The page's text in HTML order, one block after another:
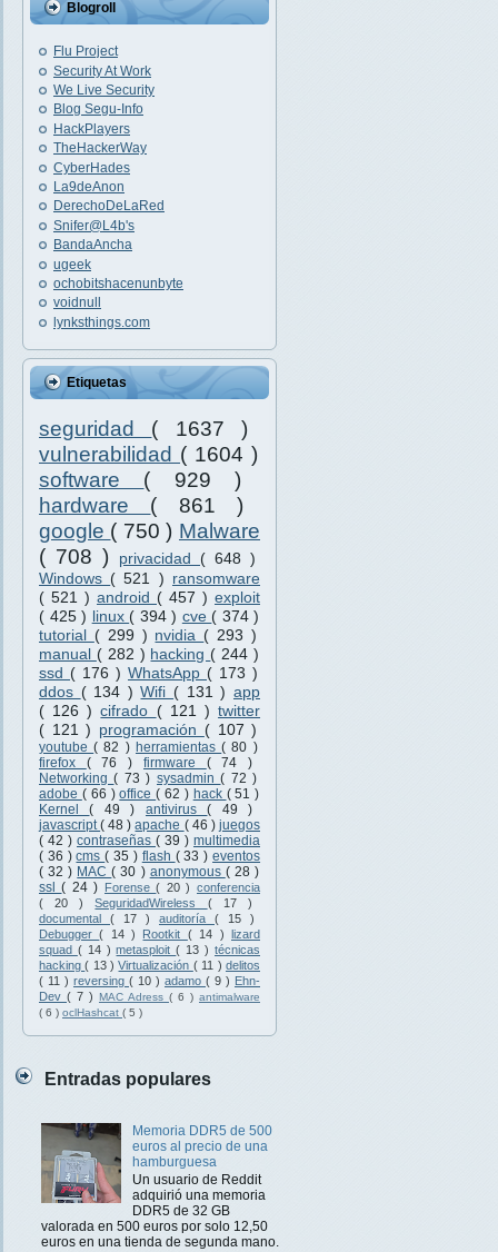
Blogroll
Flu Project
Security At Work
We Live Security
Blog Segu-Info
HackPlayers
TheHackerWay
CyberHades
La9deAnon
DerechoDeLaRed
Snifer@L4b's
BandaAncha
ugeek
ochobitshacenunbyte
voidnull
lynksthings.com
Etiquetas
seguridad ( 1637 )
vulnerabilidad ( 1604 )
software ( 929 )
hardware ( 861 )
google ( 750 ) Malware
( 708 )
privacidad ( 648 )
Windows ( 521 ) ransomware
( 521 ) android ( 457 ) exploit
( 425 ) linux ( 394 ) cve ( 374 )
tutorial ( 299 ) nvidia ( 293 )
manual ( 282 ) hacking ( 244 )
ssd ( 176 ) WhatsApp ( 173 )
ddos ( 134 )Wifi ( 131 ) app
( 126 )cifrado ( 121 )twitter
( 121 ) programación ( 107 )
youtube( 82 ) herramientas( 80 )
firefox ( 76 ) firmware ( 74 )
Networking( 73 ) sysadmin( 72 )
adobe ( 66 )office( 62 ) hack ( 51 )
Kernel( 49 ) antivirus( 49 )
javascript( 48 )apache ( 46 ) juegos
( 42 ) contraseñas ( 39 ) multimedia
( 36 )cms( 35 ) flash ( 33 )eventos
( 32 ) MAC( 30 ) anonymous ( 28 )
ssl( 24 ) Forense( 20 ) conferencia
( 20 )SeguridadWireless ( 17 )
documental ( 17 ) auditoría ( 15 )
Debugger( 14 ) Rootkit ( 14 ) lizard
squad ( 14 )metasploit( 13 ) técnicas
hacking( 13 )Virtualización ( 11 ) delitos
( 11 ) reversing ( 10 ) adamo ( 9 ) Ehn-
Dev ( 7 ) MAC Adress ( 6 ) antimalware
( 6 ) oclHashcat ( 5 )
Entradas populares
Memoria DDR5 de 500
euros al precio de una
hamburguesa
Un usuario de Reddit
adquirió una memoria
DDR5 de 32 GB
valorada en 500 euros por solo 12,50
euros en una tienda de segunda mano.